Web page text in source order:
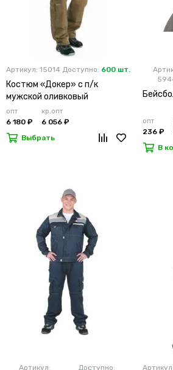
Артикул: 15014 Доступно: 600 шт.
Костюм «Докер» с п/к
мужской оливковый
опт
6 180 ₽
кр.опт
6 056 ₽
Выбрать
опт
236 ₽
В
Артикул:
Доступно: